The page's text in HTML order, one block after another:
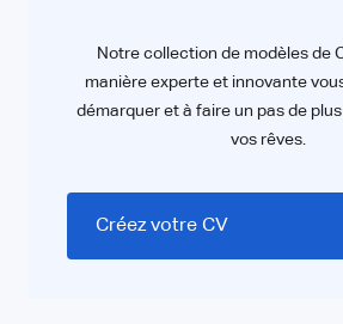
Notre collection de modèles de
manière experte et innovante
démarquer et à faire un pas de
vos rêves.
Créez votre CV